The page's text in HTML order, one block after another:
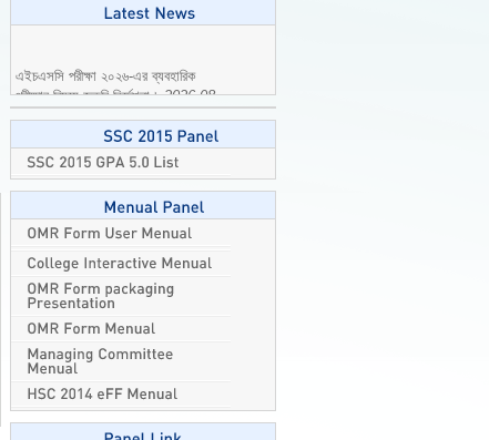
পরীক্ষার বিষয়ে জরুরি নির্দেশনা।2026-08-
04